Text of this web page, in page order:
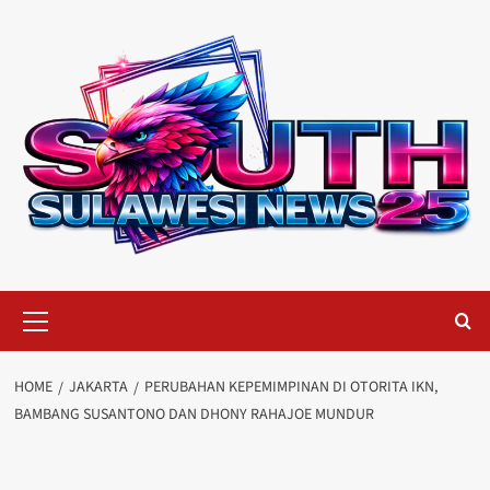
Menu
HOME JAKARTA
PERUBAHAN KEPEMIMPINAN DI OTORITA IKN,
BAMBANG SUSANTONO DAN DHONY RAHAJOE MUNDUR